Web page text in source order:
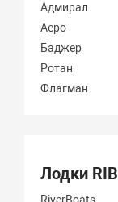
Адмирал
Аеро
Баджер
Ротан
Флагман
Лодки RIB